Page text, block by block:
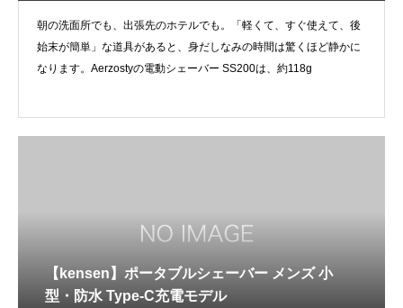
朝の洗面所でも、出張先のホテルでも。「軽くて、すぐ使えて、後
始末が簡単」な道具があると、身だしなみの時間は驚くほど静かに
なります。Aerzostyの電動シェーバー SS200は、約118g
【kensen】ポータブルシェーバー メンズ 小
型・防水 Type-C充電モデル